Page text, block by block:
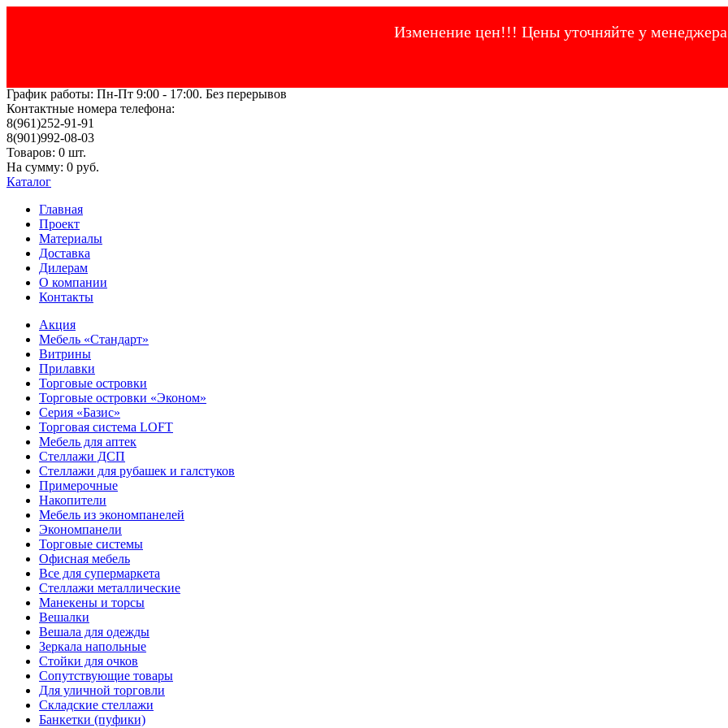
Изменение цен!!! Цены уточняйте у
График работы: Пн-Пт 9:00 - 17:00. Без перерывов
Контактные номера телефона:
8(961)252-91-91
8(901)992-08-03
Товаров: 0 шт.
На сумму: 0 руб.
Каталог
Главнaя
Проект
Материалы
Доставка
Дилерам
О компании
Контакты
Акция
Мебель «Стандарт»
Витрины
Прилавки
Торговые островки
Торговые островки «Эконом»
Серия «Базис»
Торговая система LOFT
Мебель для аптек
Стеллажи ДСП
Стеллажи для рубашек и галстуков
Примерочные
Накопители
Мебель из экономпанелей
Экономпанели
Торговые системы
Офисная мебель
Все для супермаркета
Стеллажи металлические
Манекены и торсы
Вешалки
Вешала для одежды
Зеркала напольные
Стойки для очков
Сопутствующие товары
Для уличной торговли
Складские стеллажи
Банкетки (пуфики)